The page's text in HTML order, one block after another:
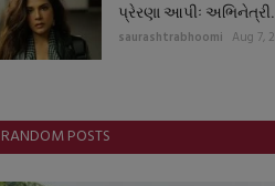
પ્રેરણા આપીઃ
saurashtrabhoomi Aug 7,
RANDOM POSTS